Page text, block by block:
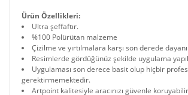
Ürün Özellikleri:
Ultra şeffaftır.
%100 Polürütan malzeme
Çizilme ve yırtılmalara karşı son derede
Resimlerde gördüğünüz şekilde uygulama
Uygulaması son derece basit olup hiçbir
gerektirmemektedir.
Artpoint kalitesiyle aracınızı güvenle